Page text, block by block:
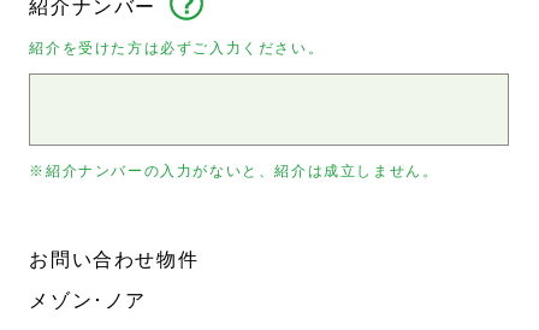
紹介ナンバー
紹介を受けた方は必ずご入力ください。
※紹介ナンバーの入力がないと、紹介は成立しません。
お問い合わせ物件
メゾン･ノア